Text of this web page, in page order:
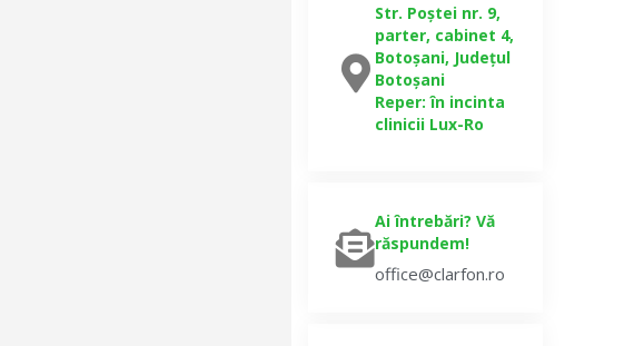
Str. Poștei nr. 9,
parter, cabinet 4,
Botoșani, Județul
Botoșani
Reper: în incinta
clinicii Lux-Ro
Ai întrebări? Vă
răspundem!
office@clarfon.ro